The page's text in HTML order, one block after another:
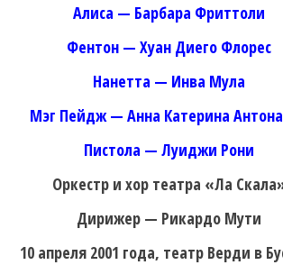
Алиса — Барбара Фриттоли
Фентон — Хуан Диего Флорес
Нанетта — Инва Мула
Мэг Пейдж — Анна Катерина
Пистола — Луиджи Рони
Оркестр и хор театра «Ла
Дирижер — Рикардо Мути
10 апреля 2001 года, театр Верди в